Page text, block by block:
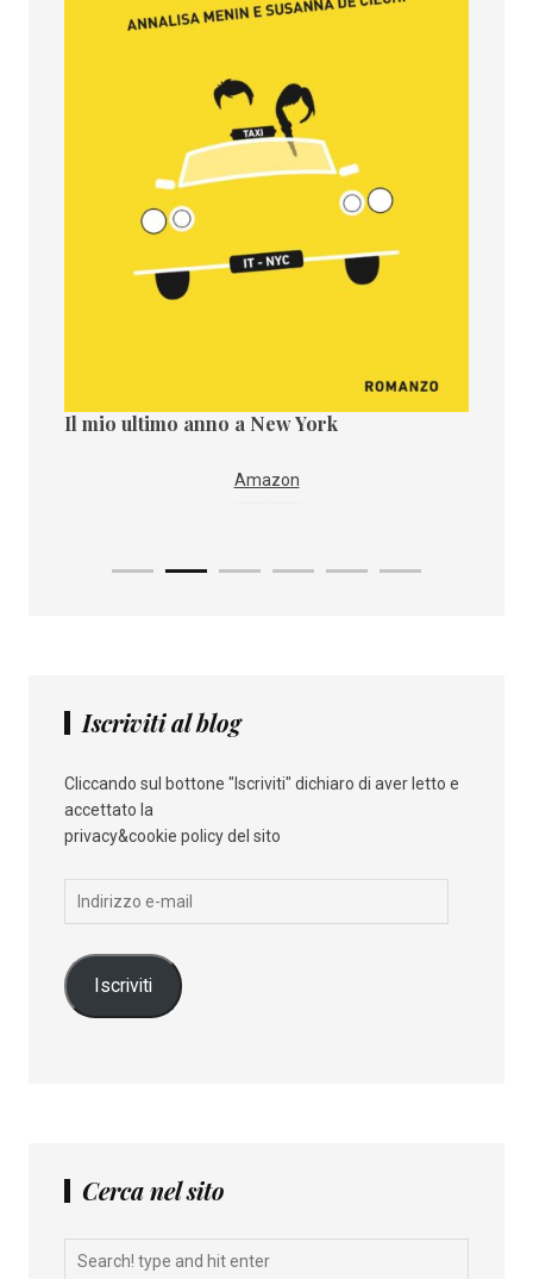
Il mio ultimo anno a New York
Amazon
Iscriviti al blog
Cliccando sul bottone "Iscriviti" dichiaro di aver letto e
accettato la
privacy&cookie policy del sito
Indirizzo
Iscriviti
Cerca nel sito